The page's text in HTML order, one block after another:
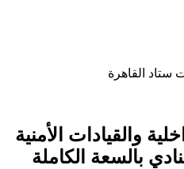
ستاد القاهرة
والقيادات الأمنية
بالسعة الكاملة